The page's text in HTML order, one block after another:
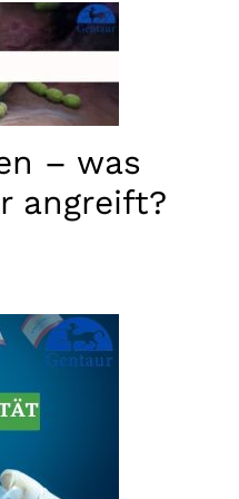
– was
angreift?